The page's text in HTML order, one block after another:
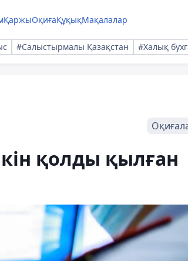
ҚаржыОқиғаҚұқықМақалалар
#Салыстырмалы Қазақстан #Халық
қолды қылған